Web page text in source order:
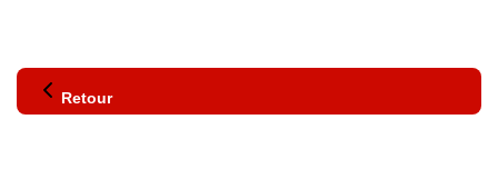
Expériences
Retour